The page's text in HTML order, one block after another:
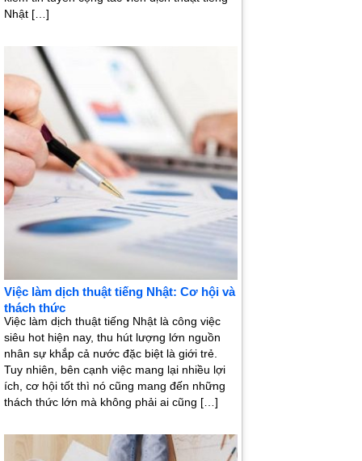
Nhật […]
Việc làm dịch thuật tiếng Nhật: Cơ hội và
thách thức
Việc làm dịch thuật tiếng Nhật là công việc
siêu hot hiện nay, thu hút lượng lớn nguồn
nhân sự khắp cả nước đặc biệt là giới trẻ.
Tuy nhiên, bên cạnh việc mang lại nhiều lợi
ích, cơ hội tốt thì nó cũng mang đến những
thách thức lớn mà không phải ai cũng […]